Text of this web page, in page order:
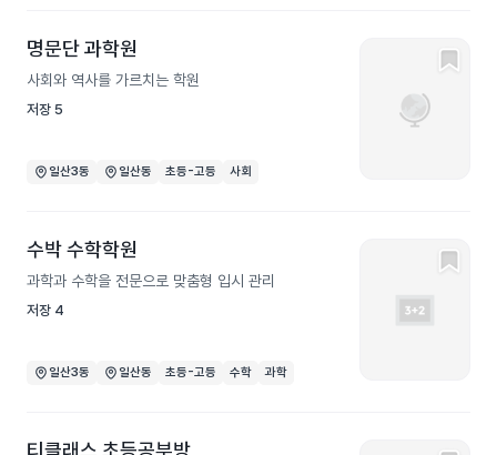
명문단 과학원
사회와 역사를 가르치는 학원
저장 5
일산3동 일산동 초등-고등 사회
수박 수학학원
과학과 수학을 전문으로 맞춤형 입시 관리
저장 4
일산3동 일산동 초등-고등 수학 과학
티클래스 초등공부방